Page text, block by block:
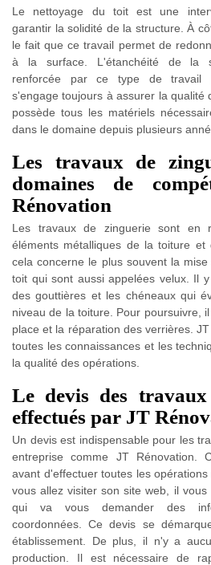
Le nettoyage du toit est une
garantir la solidité de la structure. À
le fait que ce travail permet de
à la surface. L'étanchéité de la
renforcée par ce type de travail
s'engage toujours à assurer la qualité
possède tous les matériels
dans le domaine depuis plusieurs
Les travaux de
domaines de
Rénovation
Les travaux de zinguerie sont en
éléments métalliques de la toiture et
cela concerne le plus souvent la
toit qui sont aussi appelées velux. Il
des gouttières et les chéneaux qui
niveau de la toiture. Pour poursuivre,
place et la réparation des verrières.
toutes les connaissances et les
la qualité des opérations.
Le devis des
effectués par JT
Un devis est indispensable pour les
entreprise comme JT Rénovation.
avant d'effectuer toutes les
vous allez visiter son site web, il
qui va vous demander des
coordonnées. Ce devis se
établissement. De plus, il n'y a
production. Il est nécessaire de